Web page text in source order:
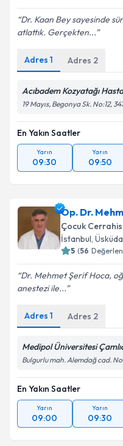
Dr. Kaan Bey sayesinde
atlattık. Gerçekten...
Adres 1 Adres 2
Acıbadem Kozyatağı
19 Mayıs, Begonya Sk. No:12,
En Yakın Saatler
Yarın
09:30
Yarın
09:50
Op. Dr.
Çocuk
İstanbul,
5 (56
Dr. Mehmet Şerif Hoca,
anestezi ile...
Adres 1 Adres 2
Medipol Üniversitesi
Bulgurlu mah. Alemdağ cad.
En Yakın Saatler
Yarın
09:00
Yarın
09:30